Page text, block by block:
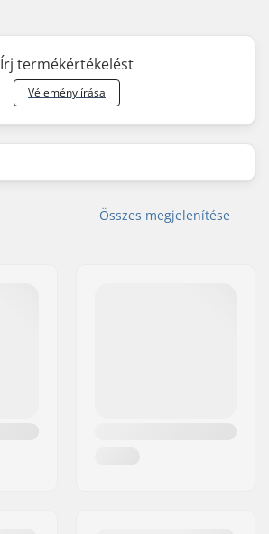
Írj termékértékelést
Vélemény írása
Összes megjelenítése